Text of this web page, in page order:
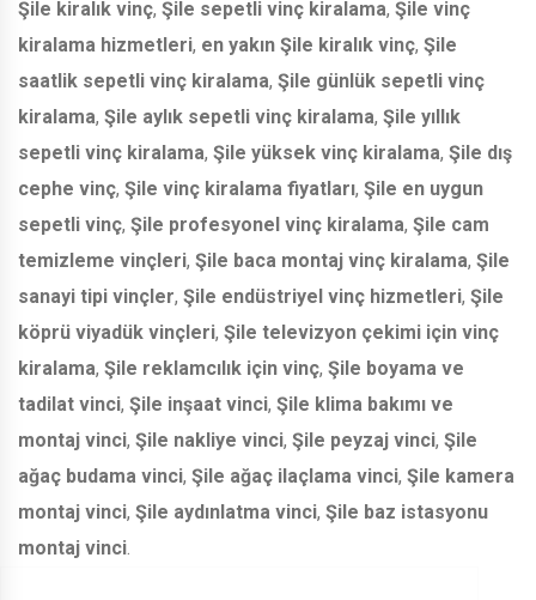
Şile kiralık vinç, Şile sepetli vinç kiralama, Şile vinç
kiralama hizmetleri, en yakın Şile kiralık vinç, Şile
saatlik sepetli vinç kiralama, Şile günlük sepetli vinç
kiralama, Şile aylık sepetli vinç kiralama, Şile yıllık
sepetli vinç kiralama, Şile yüksek vinç kiralama, Şile dış
cephe vinç, Şile vinç kiralama fiyatları, Şile en uygun
sepetli vinç, Şile profesyonel vinç kiralama, Şile cam
temizleme vinçleri, Şile baca montaj vinç kiralama, Şile
sanayi tipi vinçler, Şile endüstriyel vinç hizmetleri, Şile
köprü viyadük vinçleri, Şile televizyon çekimi için vinç
kiralama, Şile reklamcılık için vinç, Şile boyama ve
tadilat vinci, Şile inşaat vinci, Şile klima bakımı ve
montaj vinci, Şile nakliye vinci, Şile peyzaj vinci, Şile
ağaç budama vinci, Şile ağaç ilaçlama vinci, Şile kamera
montaj vinci, Şile aydınlatma vinci, Şile baz istasyonu
montaj vinci